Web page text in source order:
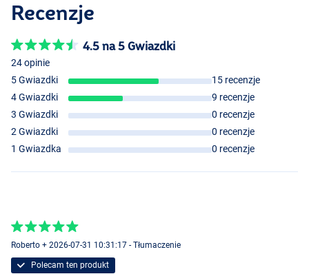
Recenzje
4.5 na 5 Gwiazdki
24 opinie
5 Gwiazdki
15 recenzje
4 Gwiazdki
9 recenzje
3 Gwiazdki
0 recenzje
2 Gwiazdki
0 recenzje
1 Gwiazdka
0 recenzje
Roberto + 2026-07-31 10:31:17 - Tłumaczenie
Polecam ten produkt